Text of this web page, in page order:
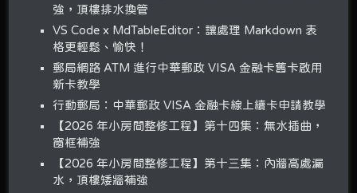
強，頂樓排水換管
VS Code x MdTableEditor：讓處理 Markdown 表
格更輕鬆、愉快！
郵局網路 ATM 進行中華郵政 VISA 金融卡舊卡啟用
新卡教學
行動郵局：中華郵政 VISA 金融卡線上續卡申請教學
【2026 年小房間整修工程】第十四集：無水插曲，
窗框補強
【2026 年小房間整修工程】第十三集：內牆高處漏
水，頂樓矮牆補強